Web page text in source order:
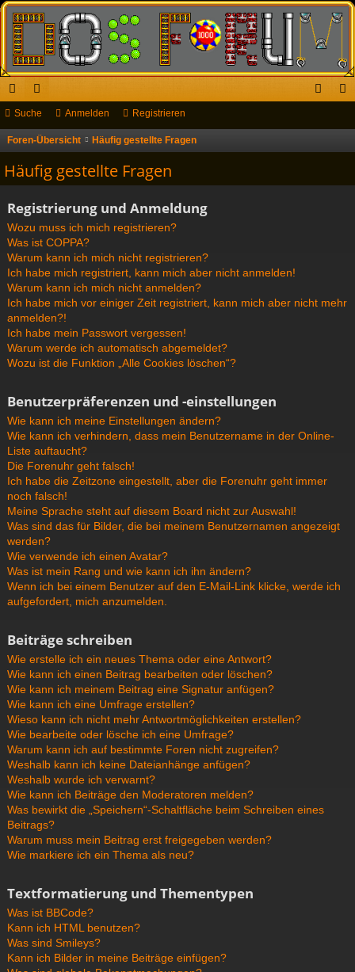
ch
ne
ug
riff
or
en
de re
Suche Anmelden Registrieren
Foren-Übersicht Häufig gestellte Fragen
Häufig gestellte Fragen
Registrierung und Anmeldung
Wozu muss ich mich registrieren?
Was ist COPPA?
Warum kann ich mich nicht registrieren?
Ich habe mich registriert, kann mich aber nicht anmelden!
Warum kann ich mich nicht anmelden?
Ich habe mich vor einiger Zeit registriert, kann mich aber nicht mehr
anmelden?!
Ich habe mein Passwort vergessen!
Warum werde ich automatisch abgemeldet?
Wozu ist die Funktion „Alle Cookies löschen“?
Benutzerpräferenzen und -einstellungen
Wie kann ich meine Einstellungen ändern?
Wie kann ich verhindern, dass mein Benutzername in der Online-
Liste auftaucht?
Die Forenuhr geht falsch!
Ich habe die Zeitzone eingestellt, aber die Forenuhr geht immer
noch falsch!
Meine Sprache steht auf diesem Board nicht zur Auswahl!
Was sind das für Bilder, die bei meinem Benutzernamen angezeigt
werden?
Wie verwende ich einen Avatar?
Was ist mein Rang und wie kann ich ihn ändern?
Wenn ich bei einem Benutzer auf den E-Mail-Link klicke, werde ich
aufgefordert, mich anzumelden.
Beiträge schreiben
Wie erstelle ich ein neues Thema oder eine Antwort?
Wie kann ich einen Beitrag bearbeiten oder löschen?
Wie kann ich meinem Beitrag eine Signatur anfügen?
Wie kann ich eine Umfrage erstellen?
Wieso kann ich nicht mehr Antwortmöglichkeiten erstellen?
Wie bearbeite oder lösche ich eine Umfrage?
Warum kann ich auf bestimmte Foren nicht zugreifen?
Weshalb kann ich keine Dateianhänge anfügen?
Weshalb wurde ich verwarnt?
Wie kann ich Beiträge den Moderatoren melden?
Was bewirkt die „Speichern“-Schaltfläche beim Schreiben eines
Beitrags?
Warum muss mein Beitrag erst freigegeben werden?
Wie markiere ich ein Thema als neu?
Textformatierung und Thementypen
Was ist BBCode?
Kann ich HTML benutzen?
Was sind Smileys?
Kann ich Bilder in meine Beiträge einfügen?